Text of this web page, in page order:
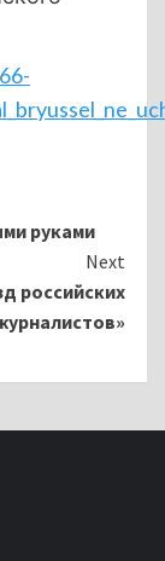
руками
Next
российских